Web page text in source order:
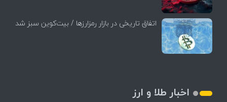
اتفاق تاریخی در بازار رمزارزها / بیت‌کوین سبز شد
اخبار طلا و ارز